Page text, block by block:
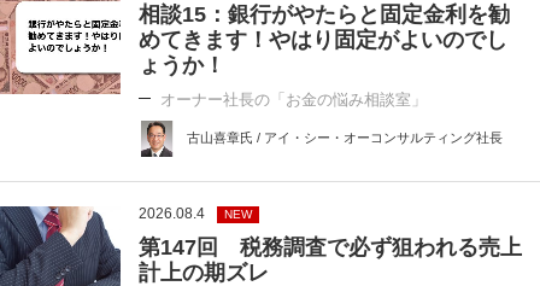
相談15：銀行がやたらと固定金利を勧
めてきます！やはり固定がよいのでし
ょうか！
オーナー社長の「お金の悩み相談室」
古山喜章氏 / アイ・シー・オーコンサルティング社長
2026.08.4 NEW
第147回 税務調査で必ず狙われる売上
計上の期ズレ